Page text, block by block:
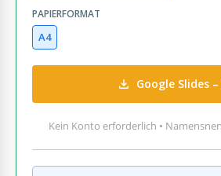
PAPIERFORMAT
A4
Google Slides –
Kein Konto erforderlich •